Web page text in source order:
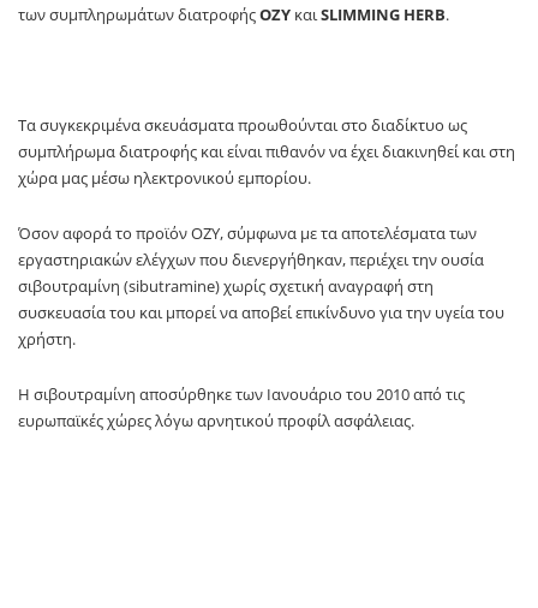
των συμπληρωμάτων διατροφήςOZY καιSLIMMING HERB.
Τα συγκεκριμένα σκευάσματα προωθούνται στο διαδίκτυο ως
συμπλήρωμα διατροφής και είναι πιθανόν να έχει διακινηθεί και στη
χώρα μας μέσω ηλεκτρονικού εμπορίου.
Όσον αφορά το προϊόν OZY, σύμφωνα με τα αποτελέσματα των
εργαστηριακών ελέγχων που διενεργήθηκαν, περιέχει την ουσία
σιβουτραμίνη (sibutramine) χωρίς σχετική αναγραφή στη
συσκευασία του και μπορεί να αποβεί επικίνδυνo για την υγεία του
χρήστη.
Η σιβουτραμίνη αποσύρθηκε των Ιανουάριο του 2010 από τις
ευρωπαϊκές χώρες λόγω αρνητικού προφίλ ασφάλειας.